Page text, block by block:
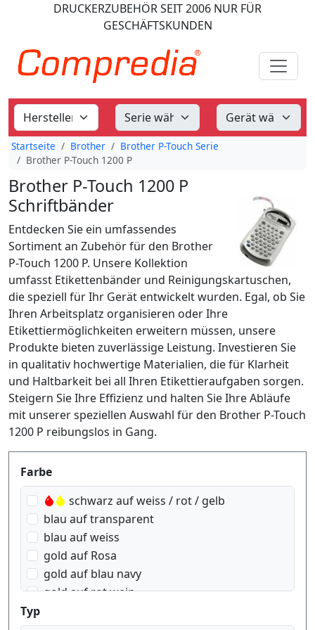
DRUCKERZUBEHÖRSEIT 2006 NUR FÜR
GESCHÄFTSKUNDEN
Startseite Brother
Brother P-Touch Serie
Brother P-Touch 1200 P
Brother P-Touch 1200 P
Schriftbänder
Entdecken Sie ein umfassendes
Sortiment an Zubehör für den Brother
P-Touch 1200 P. Unsere Kollektion
umfasst Etikettenbänder und Reinigungskartuschen,
die speziell für Ihr Gerät entwickelt wurden. Egal, ob Sie
Ihren Arbeitsplatz organisieren oder Ihre
Etikettiermöglichkeiten erweitern müssen, unsere
Produkte bieten zuverlässige Leistung. Investieren Sie
in qualitativ hochwertige Materialien, die für Klarheit
und Haltbarkeit bei all Ihren Etikettieraufgaben sorgen.
Steigern Sie Ihre Effizienz und halten Sie Ihre Abläufe
mit unserer speziellen Auswahl für den Brother P-Touch
1200 P reibungslos in Gang.
Produktfilter
Farbe
schwarz auf weiss / rot / gelb
blau auf transparent
blau auf weiss
gold auf Rosa
gold auf blau navy
gold auf rot wein
Typ